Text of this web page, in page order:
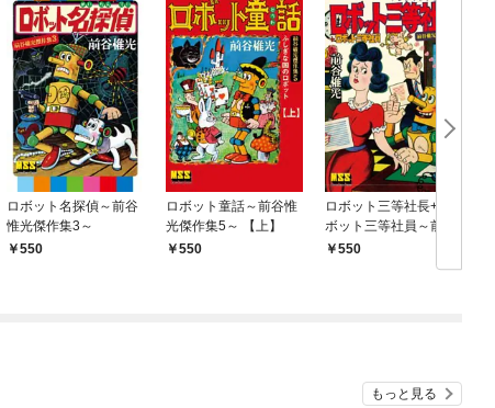
ロボット名探偵～前谷
惟光傑作集3～
550
ロボット童話～前谷惟
光傑作集5～ 【上】
550
ロボット三等社長+ロ
ボット三等社員～前谷
惟光傑作集10～
550
もっと見る